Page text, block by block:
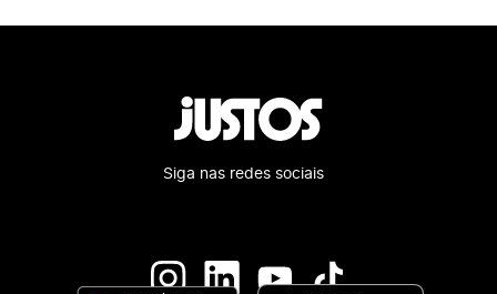
Siga nas redes sociais